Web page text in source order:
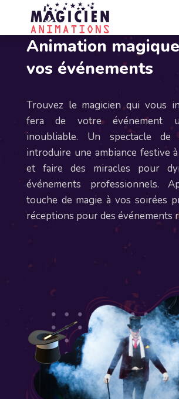
Animation
vos événements
Trouvez le magicien qui vous
fera de votre événement
inoubliable. Un spectacle de
introduire une ambiance festive
et faire des miracles pour
événements professionnels.
touche de magie à vos soirées
réceptions pour des événements